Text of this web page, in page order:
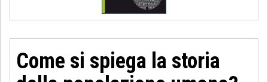
Come si spiega la storia